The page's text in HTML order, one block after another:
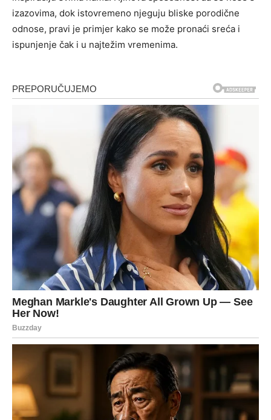
izazovima, dok istovremeno njeguju bliske porodične
odnose, pravi je primjer kako se može pronaći sreća i
ispunjenje čak i u najtežim vremenima.